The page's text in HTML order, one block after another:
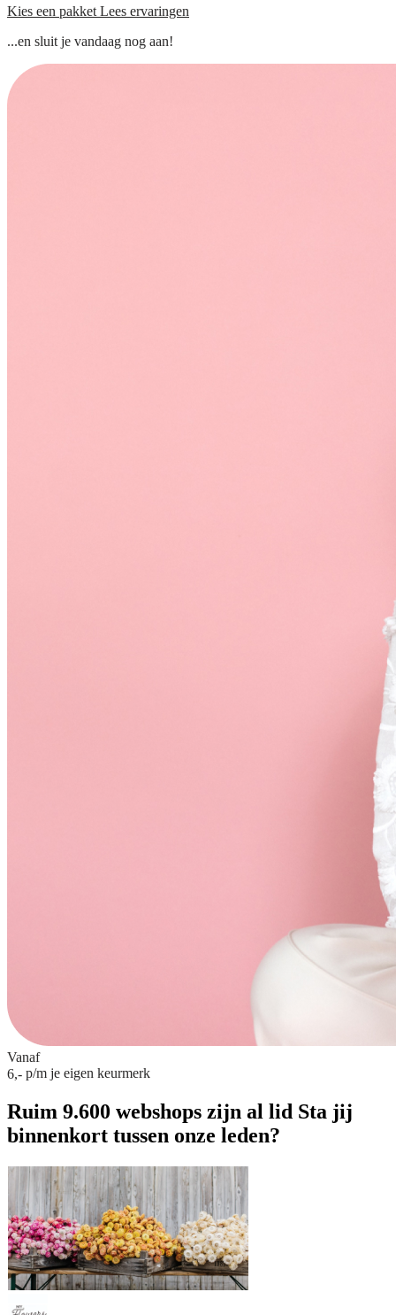
Kies een pakket Lees ervaringen
...en sluit je vandaag nog aan!
Vanaf
6,- p/m je eigen keurmerk
Ruim 9.600 webshops zijn al lid Sta jij
binnenkort tussen onze leden?